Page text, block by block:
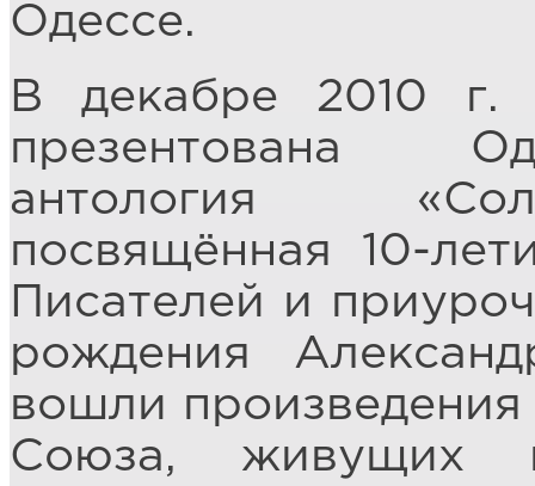
Одессе.
В декабре 2010
презентована
антология
посвящённая 10-
Писателей и
рождения
вошли произведения
Союза, живущих